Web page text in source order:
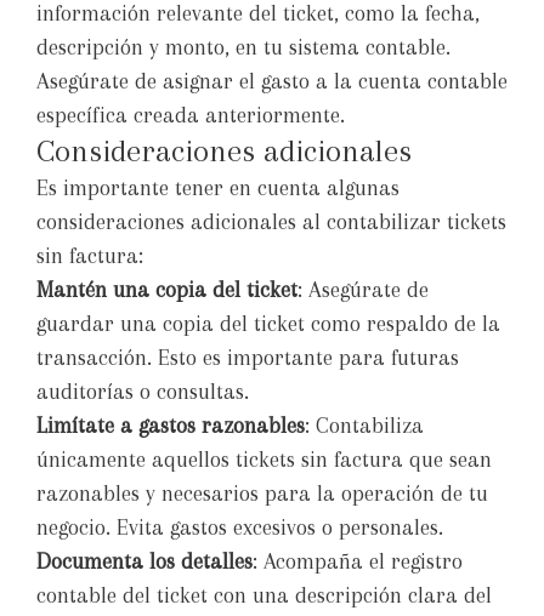
información relevante del ticket, como la fecha,
descripción y monto, en tu sistema contable.
Asegúrate de asignar el gasto a la cuenta contable
específica creada anteriormente.
Consideraciones adicionales
Es importante tener en cuenta algunas
consideraciones adicionales al contabilizar tickets
sin factura:
Mantén una copia del ticket: Asegúrate de
guardar una copia del ticket como respaldo de la
transacción. Esto es importante para futuras
auditorías o consultas.
Limítate a gastos razonables: Contabiliza
únicamente aquellos tickets sin factura que sean
razonables y necesarios para la operación de tu
negocio. Evita gastos excesivos o personales.
Documenta los detalles: Acompaña el registro
contable del ticket con una descripción clara del